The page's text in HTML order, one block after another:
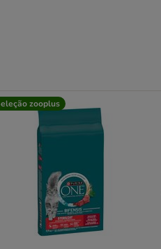
zooplus